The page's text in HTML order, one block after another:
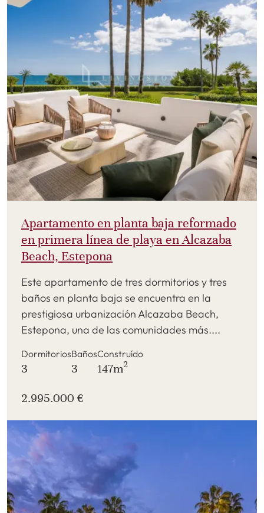
Apartamento en planta baja reformado
en primera línea de playa en Alcazaba
Beach, Estepona
Este apartamento de tres dormitorios y tres
baños en planta baja se encuentra en la
prestigiosa urbanización Alcazaba Beach,
Estepona, una de las comunidades más....
Dormitorios
3
Baños
3
Construído
147m2
2.995.000 €